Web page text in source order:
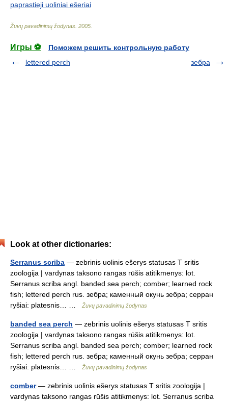
paprastieji uoliniai ešeriai
Žuvų pavadinimų žodynas 2005
Игры ⚽
Поможем решить контрольную работу
lettered perch
зебра
Look at other dictionaries:
Serranus scriba — zebrinis uolinis ešerys statusas T sritis
zoologija | vardynas taksono rangas rūšis atitikmenys: lot.
Serranus scriba angl. banded sea perch; comber; learned rock
fish; lettered perch rus. зебра; каменный окунь зебра; серран
ryšiai: platesnis… …
Žuvų pavadinimų žodynas
banded sea perch — zebrinis uolinis ešerys statusas T sritis
zoologija | vardynas taksono rangas rūšis atitikmenys: lot.
Serranus scriba angl. banded sea perch; comber; learned rock
fish; lettered perch rus. зебра; каменный окунь зебра; серран
ryšiai: platesnis… …
Žuvų pavadinimų žodynas
comber— zebrinis uolinis ešerys statusas T sritis zoologija |
vardynas taksono rangas rūšis atitikmenys: lot. Serranus scriba